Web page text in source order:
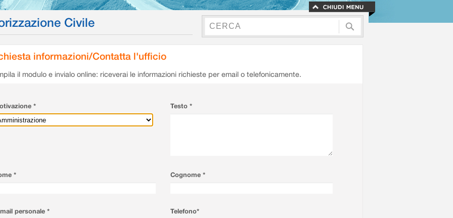
Civile
informazioni/Contatta l'ufficio
il modulo e invialo online: riceverai le informazioni richieste per email o telefonicamente.
* Testo *
* Cognome *
personale * Telefono*